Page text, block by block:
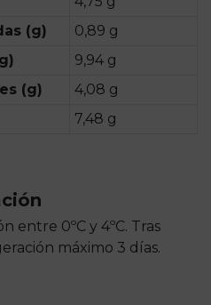
(g)
0,89 g
9,94 g
(g)
4,08 g
7,48 g
entre 0ºC y 4ºC. Tras
máximo 3 días.